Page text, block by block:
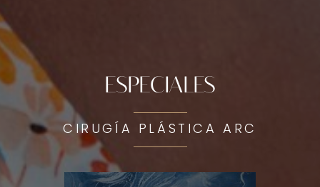
ESPECIALES
CIRUGÍA PLÁSTICA ARC